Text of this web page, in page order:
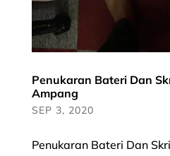
Penukaran Bateri Dan
Ampang
SEP 3, 2020
Penukaran Bateri Dan